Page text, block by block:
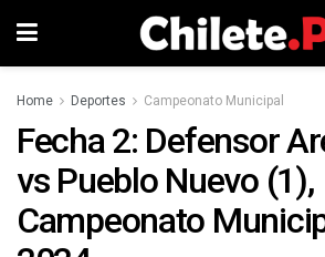
Home Deportes Campeonato Municipal
Fecha 2: Defensor
vs Pueblo Nuevo (1),
Campeonato